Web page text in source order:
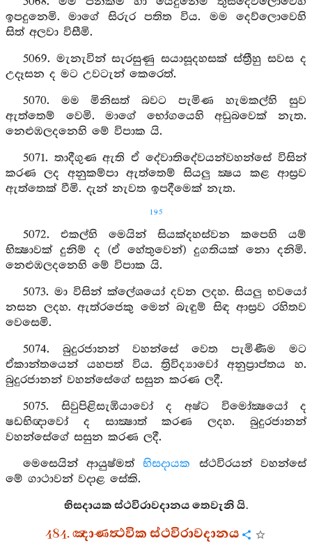
ඉපදුනෙමි. මාගේ සිරුර පතිත විය. මම දෙව්ලොවෙහි
සිත් අලවා විසීමි.
5069. මැනැවින් සැරසුණු සයාසූදහසක් ස්ත්‍රීහු සවස ද
උදෑසන ද මට උවටැන් කෙරෙත්.
5070. මම මිනිසත් බවට පැමිණ හැමකල්හි සුව
ඇත්තෙම් වෙමි. මාගේ භෝගයෙහි අඩුබවෙක් නැත.
නෙළුඹලදනෙහි මේ විපාක යි.
5071. තාදීගුණ ඇති ඒ දේවාතිදේවයන්වහන්සේ විසින්
කරණ ලද අනුකම්පා ඇත්තෙම් සියලු ක්‍ෂය කළ ආස්‍රව
ඇත්තෙක් වීමි. දැන් නැවත ඉපදීමෙක් නැත.
195
5072. එකල්හි මෙයින් සියක්දහස්වන කපෙහි යම්
භික්‍ෂාවක් දුනිම් ද (ඒ හේතුවෙන්) දුගතියක් නො දනිමි.
නෙළුඹලදනෙහි මේ විපාක යි.
5073. මා විසින් ක්ලේශයෝ දවන ලදහ. සියලු භවයෝ
නසන ලදහ. ඇත්රජෙකු මෙන් බැඳුම් සිඳ ආස්‍රව රහිතව
වෙසෙමි.
5074. බුදුරජානන් වහන්සේ වෙත පැමිණීම මට
ඒකාන්තයෙන් යහපත් විය. ත්‍රිවිද්‍යාවෝ අනුප්‍රාප්තය හ.
බුදුරජානන් වහන්සේගේ සසුන කරණ ලදී.
5075. සිවුපිළිසැඹියාවෝ ද අෂ්ට විමෝක්‍ෂයෝ ද
ෂඩභිඥාවෝ ද සාක්‍ෂාත් කරණ ලදහ. බුදුරජානන්
වහන්සේගේ සසුන කරණ ලදී.
මෙසෙයින් ආයුෂ්මත්භිසදායක ස්ථවිරයන් වහන්සේ
මේ ගාථාවන් වදාළ සේකි.
භිසදායක ස්ථවිරාවදානය තෙවැනි යි.
484. ඤාණත්‍ථවික ස්ථවිරාවදානය